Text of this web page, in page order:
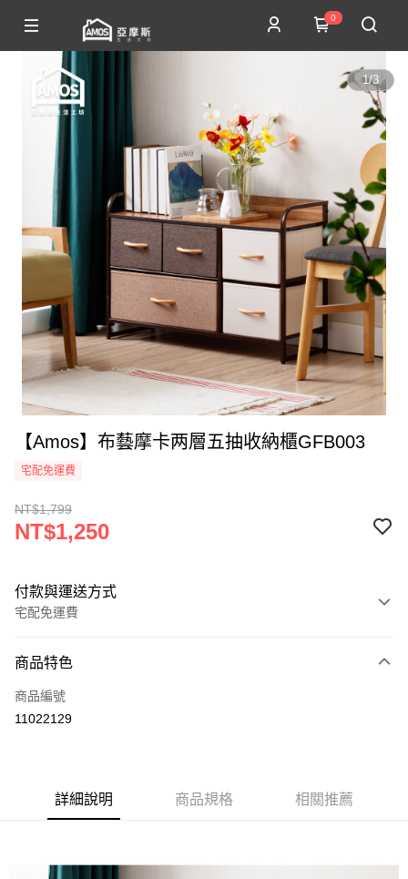
0
1/3
【Amos】布藝摩卡两層五抽收納櫃GFB003
宅配免運費
NT$1,799
NT$1,250
付款與運送方式
宅配免運費
信用卡一次付款
LINE Pay
ATM付款
商品特色
商品編號
11022129
詳細說明 商品規格 相關推薦